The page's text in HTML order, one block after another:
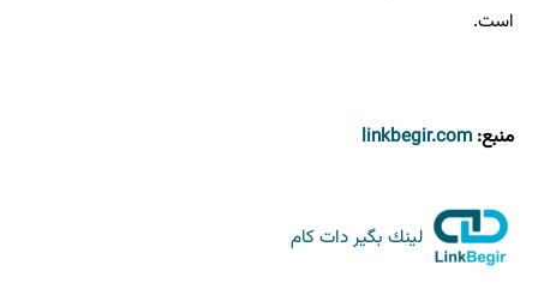
است.
منبع: linkbegir.com
لینك بگیر دات كام